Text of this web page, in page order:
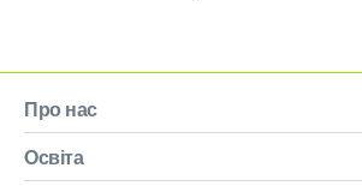
Про нас
Освіта